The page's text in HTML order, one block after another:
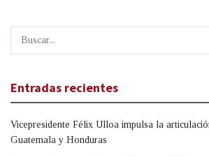
Entradas recientes
Vicepresidente Félix Ulloa impulsa la
Guatemala y Honduras